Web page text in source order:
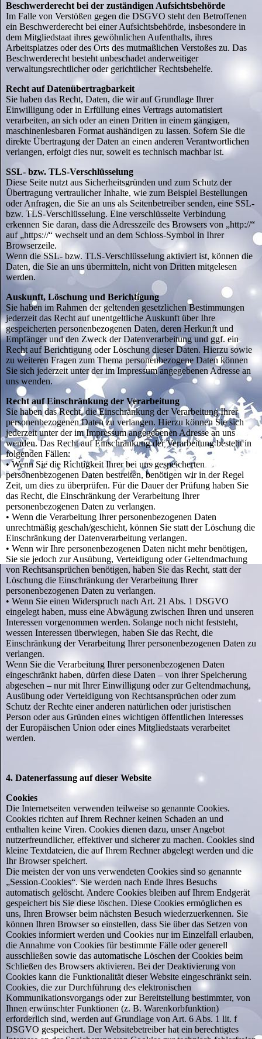
Beschwerderecht bei der zuständigen Aufsichtsbehörde
Im Falle von Verstößen gegen die DSGVO steht den Betroffenen
ein Beschwerderecht bei einer Aufsichtsbehörde, insbesondere in
dem Mitgliedstaat ihres gewöhnlichen Aufenthalts, ihres
Arbeitsplatzes oder des Orts des mutmaßlichen Verstoßes zu. Das
Beschwerderecht besteht unbeschadet anderweitiger
verwaltungsrechtlicher oder gerichtlicher Rechtsbehelfe.
Recht auf Datenübertragbarkeit
Sie haben das Recht, Daten, die wir auf Grundlage Ihrer
Einwilligung oder in Erfüllung eines Vertrags automatisiert
verarbeiten, an sich oder an einen Dritten in einem gängigen,
maschinenlesbaren Format aushändigen zu lassen. Sofern Sie die
direkte Übertragung der Daten an einen anderen Verantwortlichen
verlangen, erfolgt dies nur, soweit es technisch machbar ist.
SSL- bzw. TLS-Verschlüsselung
Diese Seite nutzt aus Sicherheitsgründen und zum Schutz der
Übertragung vertraulicher Inhalte, wie zum Beispiel Bestellungen
oder Anfragen, die Sie an uns als Seitenbetreiber senden, eine SSL-
bzw. TLS-Verschlüsselung. Eine verschlüsselte Verbindung
erkennen Sie daran, dass die Adresszeile des Browsers von „http://“
auf „https://“ wechselt und an dem Schloss-Symbol in Ihrer
Browserzeile.
Wenn die SSL- bzw. TLS-Verschlüsselung aktiviert ist, können die
Daten, die Sie an uns übermitteln, nicht von Dritten mitgelesen
werden.
Auskunft, Löschung und Berichtigung
Sie haben im Rahmen der geltenden gesetzlichen Bestimmungen
jederzeit das Recht auf unentgeltliche Auskunft über Ihre
gespeicherten personenbezogenen Daten, deren Herkunft und
Empfänger und den Zweck der Datenverarbeitung und ggf. ein
Recht auf Berichtigung oder Löschung dieser Daten. Hierzu sowie
zu weiteren Fragen zum Thema personenbezogene Daten können
Sie sich jederzeit unter der im Impressum angegebenen Adresse an
uns wenden.
Recht auf Einschränkung der Verarbeitung
Sie haben das Recht, die Einschränkung der Verarbeitung Ihrer
personenbezogenen Daten zu verlangen. Hierzu können Sie sich
jederzeit unter der im Impressum angegebenen Adresse an uns
wenden. Das Recht auf Einschränkung der Verarbeitung besteht in
folgenden Fällen:
• Wenn Sie die Richtigkeit Ihrer bei uns gespeicherten
personenbezogenen Daten bestreiten, benötigen wir in der Regel
Zeit, um dies zu überprüfen. Für die Dauer der Prüfung haben Sie
das Recht, die Einschränkung der Verarbeitung Ihrer
personenbezogenen Daten zu verlangen.
• Wenn die Verarbeitung Ihrer personenbezogenen Daten
unrechtmäßig geschah/geschieht, können Sie statt der Löschung die
Einschränkung der Datenverarbeitung verlangen.
• Wenn wir Ihre personenbezogenen Daten nicht mehr benötigen,
Sie sie jedoch zur Ausübung, Verteidigung oder Geltendmachung
von Rechtsansprüchen benötigen, haben Sie das Recht, statt der
Löschung die Einschränkung der Verarbeitung Ihrer
personenbezogenen Daten zu verlangen.
• Wenn Sie einen Widerspruch nach Art. 21 Abs. 1 DSGVO
eingelegt haben, muss eine Abwägung zwischen Ihren und unseren
Interessen vorgenommen werden. Solange noch nicht feststeht,
wessen Interessen überwiegen, haben Sie das Recht, die
Einschränkung der Verarbeitung Ihrer personenbezogenen Daten zu
verlangen.
Wenn Sie die Verarbeitung Ihrer personenbezogenen Daten
eingeschränkt haben, dürfen diese Daten – von ihrer Speicherung
abgesehen – nur mit Ihrer Einwilligung oder zur Geltendmachung,
Ausübung oder Verteidigung von Rechtsansprüchen oder zum
Schutz der Rechte einer anderen natürlichen oder juristischen
Person oder aus Gründen eines wichtigen öffentlichen Interesses
der Europäischen Union oder eines Mitgliedstaats verarbeitet
werden.
4. Datenerfassung auf dieser Website
Cookies
Die Internetseiten verwenden teilweise so genannte Cookies.
Cookies richten auf Ihrem Rechner keinen Schaden an und
enthalten keine Viren. Cookies dienen dazu, unser Angebot
nutzerfreundlicher, effektiver und sicherer zu machen. Cookies sind
kleine Textdateien, die auf Ihrem Rechner abgelegt werden und die
Ihr Browser speichert.
Die meisten der von uns verwendeten Cookies sind so genannte
„Session-Cookies“. Sie werden nach Ende Ihres Besuchs
automatisch gelöscht. Andere Cookies bleiben auf Ihrem Endgerät
gespeichert bis Sie diese löschen. Diese Cookies ermöglichen es
uns, Ihren Browser beim nächsten Besuch wiederzuerkennen. Sie
können Ihren Browser so einstellen, dass Sie über das Setzen von
Cookies informiert werden und Cookies nur im Einzelfall erlauben,
die Annahme von Cookies für bestimmte Fälle oder generell
ausschließen sowie das automatische Löschen der Cookies beim
Schließen des Browsers aktivieren. Bei der Deaktivierung von
Cookies kann die Funktionalität dieser Website eingeschränkt sein.
Cookies, die zur Durchführung des elektronischen
Kommunikationsvorgangs oder zur Bereitstellung bestimmter, von
Ihnen erwünschter Funktionen (z. B. Warenkorbfunktion)
erforderlich sind, werden auf Grundlage von Art. 6 Abs. 1 lit. f
DSGVO gespeichert. Der Websitebetreiber hat ein berechtigtes